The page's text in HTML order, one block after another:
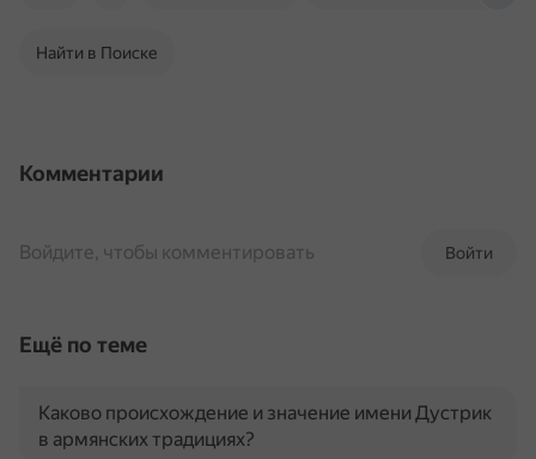
Найти в Поиске
Комментарии
Войти
Войдите, чтобы комментировать
Ещё по теме
Каково происхождение и значение имени Дустрик
в армянских традициях?